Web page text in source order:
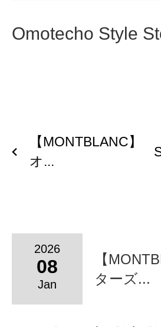
Omotecho Style
【MONTBLANC】
オ...
2026
08
Jan
【
ターズ...